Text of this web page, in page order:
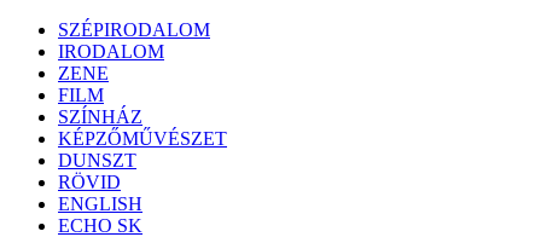
Skip
content
SZÉPIRODALOM
IRODALOM
ZENE
FILM
SZÍNHÁZ
KÉPZŐMŰVÉSZET
DUNSZT
RÖVID
ENGLISH
ECHO SK